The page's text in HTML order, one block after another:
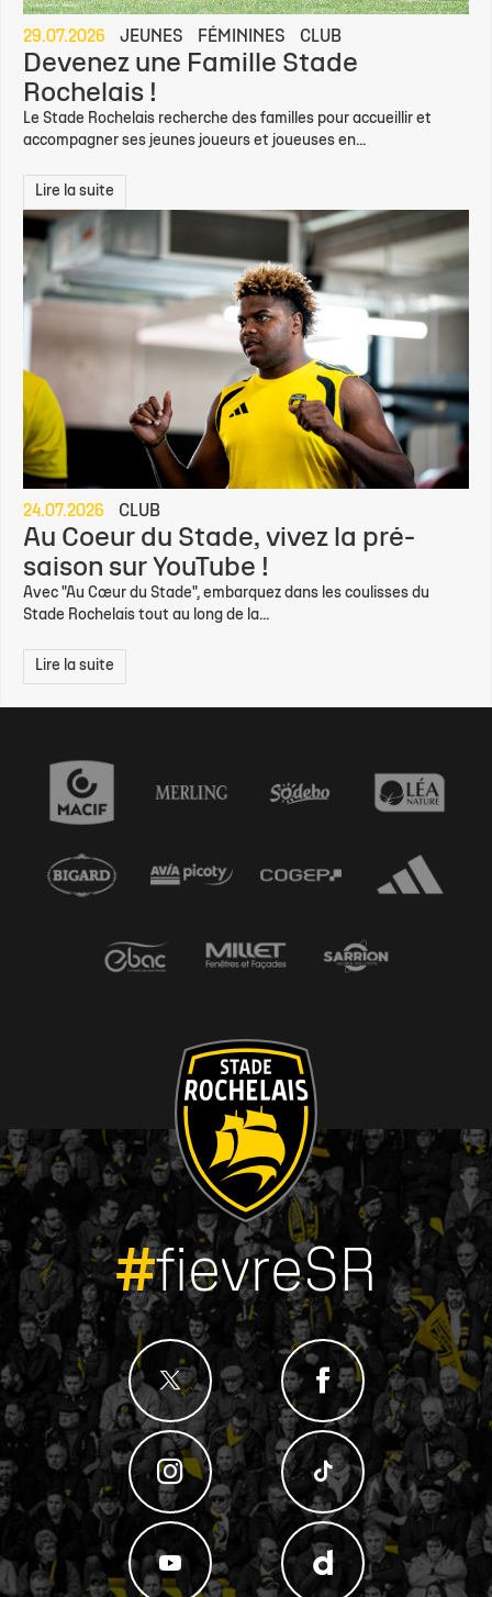
29.07.2026 JEUNES FÉMININES CLUB
Devenez une Famille Stade
Rochelais !
Le Stade Rochelais recherche des familles pour accueillir et
accompagner ses jeunes joueurs et joueuses en...
Lire la suite
24.07.2026 CLUB
Au Coeur du Stade, vivez la pré-
saison sur YouTube !
Avec "Au Cœur du Stade", embarquez dans les coulisses du
Stade Rochelais tout au long de la...
Lire la suite
#fievreSR